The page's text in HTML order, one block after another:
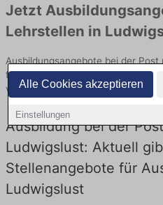
Alle Cookies akzeptieren
Einstellungen
Jetzt
Lehrstellen in
Ausbildungsangebote bei der
finden Sie von namhaften Firmen.
von Top-Arbeitgebern und
Ausbildung bei der
Ludwigslust: Aktuell
Stellenangebote für
Ludwigslust